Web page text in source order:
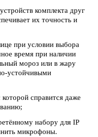
комплекта друг
их точность и
при условии выбора
время при наличии
мороз или в жару
устойчивыми
справится даже
набору для IP
микрофоны.